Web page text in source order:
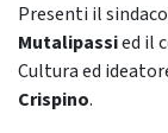
Presenti il
Mutalipassied il
Cultura ed
Crispino.